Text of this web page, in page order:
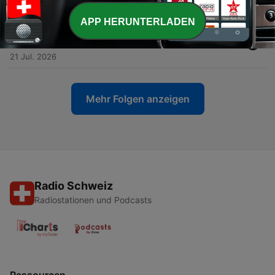
24 Jul. 2026
3056 - #839 - Ami Ayalon (Ex-Chef des israelischen
Inlandsgeheimdienstes Shin Bet)
21 Jul. 2026
Mehr Folgen anzeigen
Radio Schweiz
Radiostationen und Podcasts
APP HERUNTERLADEN